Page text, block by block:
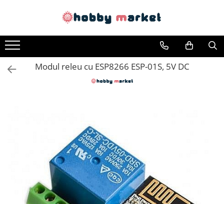
PET-G
Piese si componente imprimante
3D si CNC
Piese electrice si electronice
Modul releu cu ESP8266 ESP-01S, 5V DC